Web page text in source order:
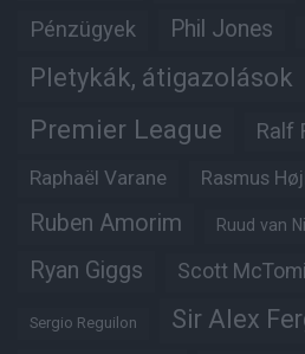
Pénzügyek Phil Jones
Pletykák, átigazolások
Premier League Ralf
Raphaël Varane Rasmus
Ruben Amorim Ruud van
Ryan Giggs Scott
Sergio Reguilon Sir Alex